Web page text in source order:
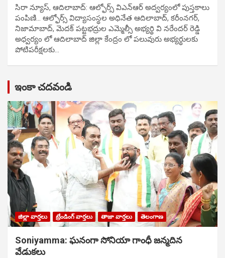
సిరా న్యూస్, ఆదిలాబాద్: ఆల్ఫోర్స్ విఎన్ఆర్ అద్వర్యంలో పుస్తకాలు
పంపిణి… ఆల్ఫోర్స్ విద్యాసంస్థల అధినేత ఆదిలాబాద్, కరీంనగర్,
నిజామాబాద్, మెదక్ పట్టభద్రుల ఎమ్మెల్సీ అభ్యర్థి వి నరేందర్ రెడ్డి
అధ్వర్యం లో ఆదిలాబాద్ జిల్లా కేంద్రం లో పలువురు అభ్యర్థులకు
పోటిప‌రీక్ష‌ల‌కు…
ఇంకా చదవండి
జిల్లా వార్తలు ట్రేండింగ్ వార్తలు తాజా వార్తలు తెలంగాణ
Soniyamma: ఘ‌నంగా సోనియా గాంధీ జ‌న్మ‌దిన
వేడుక‌లు